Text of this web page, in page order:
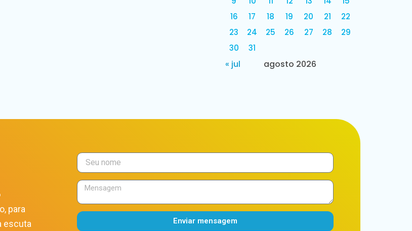
agosto 2026
16
17 18 19 20 21
22
23
24 25 26 27 28
29
30
31
« jul
para
escuta
Enviar mensagem